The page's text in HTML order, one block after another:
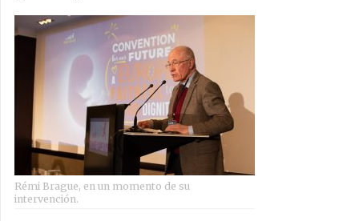
Rémi Brague, en un momento de su
intervención.